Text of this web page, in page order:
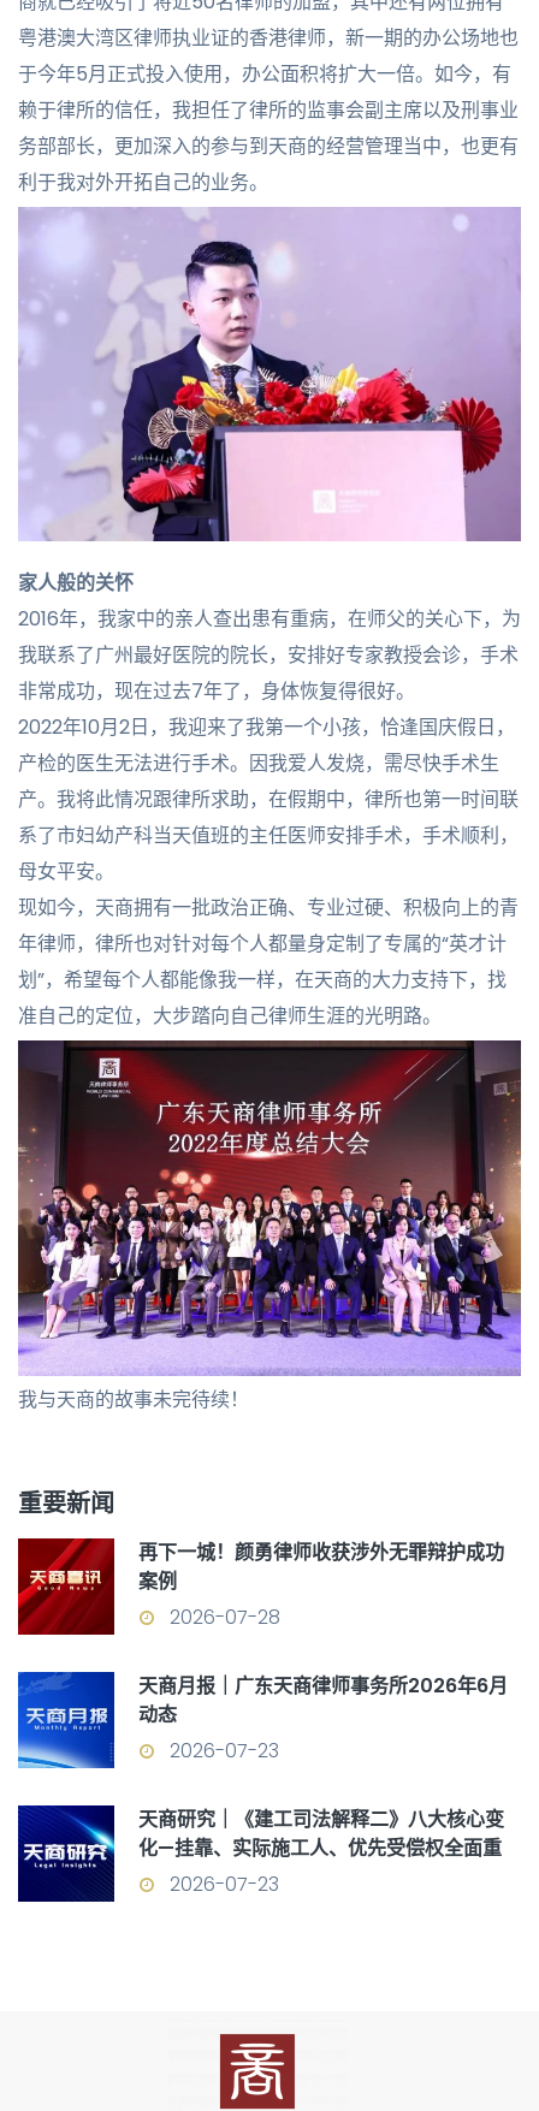
粤港澳大湾区律师执业证的香港律师，新一期的办公场地也
于今年5月正式投入使用，办公面积将扩大一倍。如今，有
赖于律所的信任，我担任了律所的监事会副主席以及刑事业
务部部长，更加深入的参与到天商的经营管理当中，也更有
利于我对外开拓自己的业务。
家人般的关怀
2016年，我家中的亲人查出患有重病，在师父的关心下，为
我联系了广州最好医院的院长，安排好专家教授会诊，手术
非常成功，现在过去7年了，身体恢复得很好。
2022年10月2日，我迎来了我第一个小孩，恰逢国庆假日，
产检的医生无法进行手术。因我爱人发烧，需尽快手术生
产。我将此情况跟律所求助，在假期中，律所也第一时间联
系了市妇幼产科当天值班的主任医师安排手术，手术顺利，
母女平安。
现如今，天商拥有一批政治正确、专业过硬、积极向上的青
年律师，律所也对针对每个人都量身定制了专属的“英才计
划”，希望每个人都能像我一样，在天商的大力支持下，找
准自己的定位，大步踏向自己律师生涯的光明路。
我与天商的故事未完待续！
重要新闻
再下一城！颜勇律师收获涉外无罪辩护成功
案例
2026-07-28
天商月报｜广东天商律师事务所2026年6月
动态
2026-07-23
天商研究｜《建工司法解释二》八大核心变
化—挂靠、实际施工人、优先受偿权全面重
构
2026-07-23